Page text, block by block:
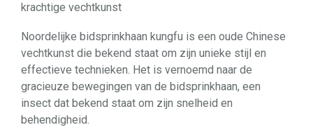
krachtige vechtkunst
Noordelijke bidsprinkhaan kungfu is een oude Chinese
vechtkunst die bekend staat om zijn unieke stijl en
effectieve technieken. Het is vernoemd naar de
gracieuze bewegingen van de bidsprinkhaan, een
insect dat bekend staat om zijn snelheid en
behendigheid.